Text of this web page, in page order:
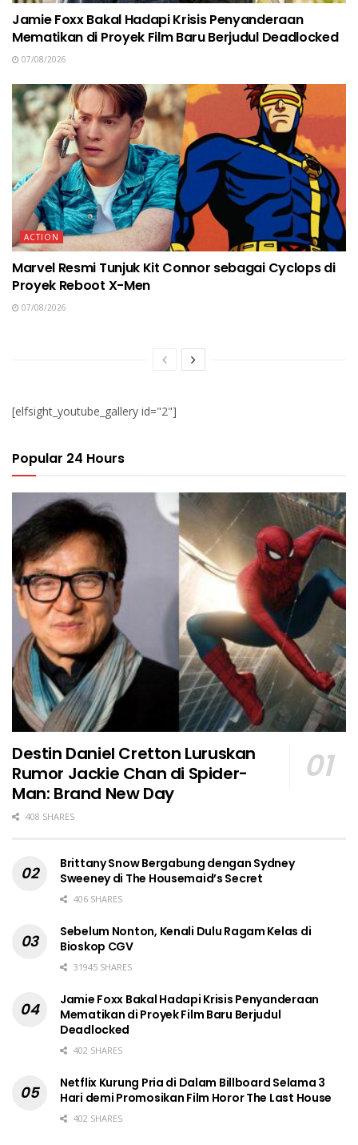
Jamie Foxx Bakal Hadapi Krisis Penyanderaan
Mematikan di Proyek Film Baru Berjudul Deadlocked
07/08/2026
ACTION
Marvel Resmi Tunjuk Kit Connor sebagai Cyclops di
Proyek Reboot X-Men
07/08/2026
[elfsight_youtube_gallery id="2"]
Popular 24 Hours
Destin Daniel Cretton Luruskan
Rumor Jackie Chan di Spider-
Man: Brand New Day
408 SHARES
Brittany Snow Bergabung dengan Sydney
Sweeney di The Housemaid’s Secret
406 SHARES
Sebelum Nonton, Kenali Dulu Ragam Kelas di
Bioskop CGV
31945 SHARES
Jamie Foxx Bakal Hadapi Krisis Penyanderaan
Mematikan di Proyek Film Baru Berjudul
Deadlocked
402 SHARES
Netflix Kurung Pria di Dalam Billboard Selama 3
Hari demi Promosikan Film Horor The Last House
402 SHARES